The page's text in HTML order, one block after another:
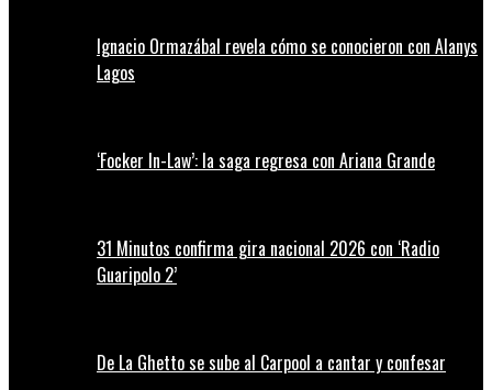
Ignacio Ormazábal revela cómo se conocieron con Alanys
Lagos
‘Focker In-Law’: la saga regresa con Ariana Grande
31 Minutos confirma gira nacional 2026 con ‘Radio
Guaripolo 2’
De La Ghetto se sube al Carpool a cantar y confesar